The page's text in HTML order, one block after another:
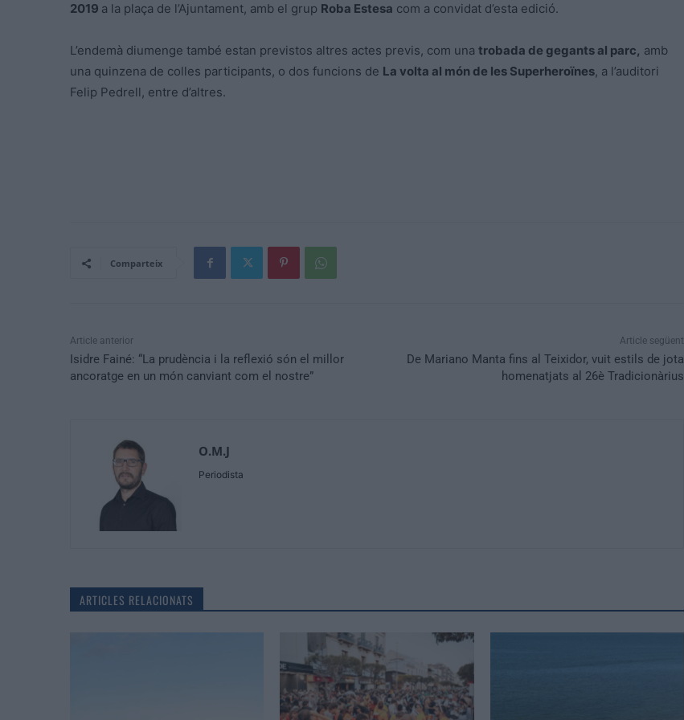
2019 a la plaça de l’Ajuntament, amb el grup Roba Estesa com a convidat d’esta edició.
L’endemà diumenge també estan previstos altres actes previs, com una trobada de gegants al parc, amb
una quinzena de colles participants, o dos funcions de La volta al món de les Superheroïnes, a l’auditori
Felip Pedrell, entre d’altres.
Comparteix
Article anterior
Isidre Fainé: “La prudència i la reflexió són el millor
ancoratge en un món canviant com el nostre”
Article següent
De Mariano Manta fins al Teixidor, vuit estils de jota
homenatjats al 26è Tradicionàrius
O.M.J
Periodista
ARTICLES RELACIONATS